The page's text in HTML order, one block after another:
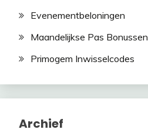
Evenementbeloningen
Maandelijkse Pas Bonussen
Primogem Inwisselcodes
Archief